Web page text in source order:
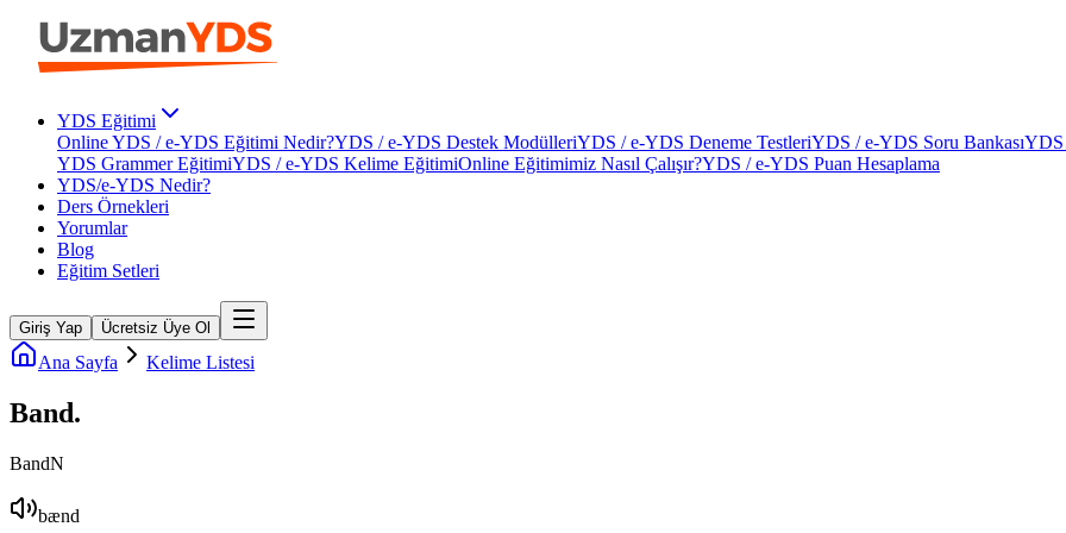
YDS Eğitimi
Online YDS / e-YDS Eğitimi Nedir?YDS / e-YDS Destek ModülleriYDS / e-YDS Deneme TestleriYDS / e-YDS Soru BankasıYDS
YDS Grammer EğitimiYDS / e-YDS Kelime EğitimiOnline Eğitimimiz Nasıl Çalışır?YDS / e-YDS Puan Hesaplama
YDS/e-YDS Nedir?
Ders Örnekleri
Yorumlar
Blog
Eğitim Setleri
Giriş Yap Ücretsiz Üye Ol
Ana Sayfa Kelime Listesi
Band.
BandN
bænd